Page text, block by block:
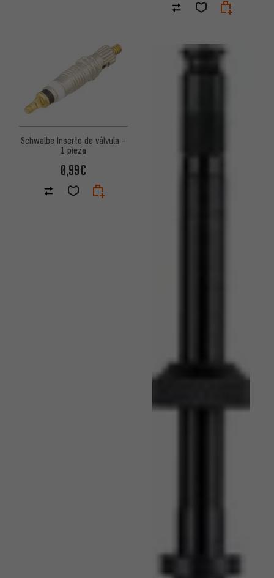
Schwalbe Inserto de válvula -
1 pieza
0,99€